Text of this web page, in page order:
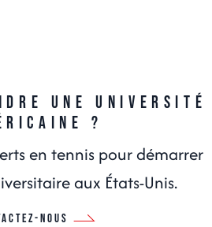
une université
?
en tennis pour démarrer
aux États-Unis.
nous